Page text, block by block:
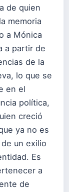
de quien
memoria
a Mónica
a partir de
de la
lo que se
en el
política,
creció
ya no es
un exilio
Es
a
de